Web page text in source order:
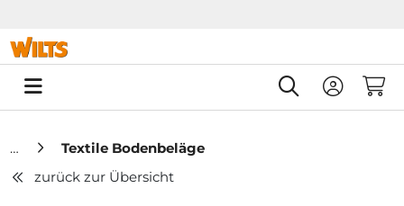
0
Textile Bodenbeläge
zurück zur Übersicht